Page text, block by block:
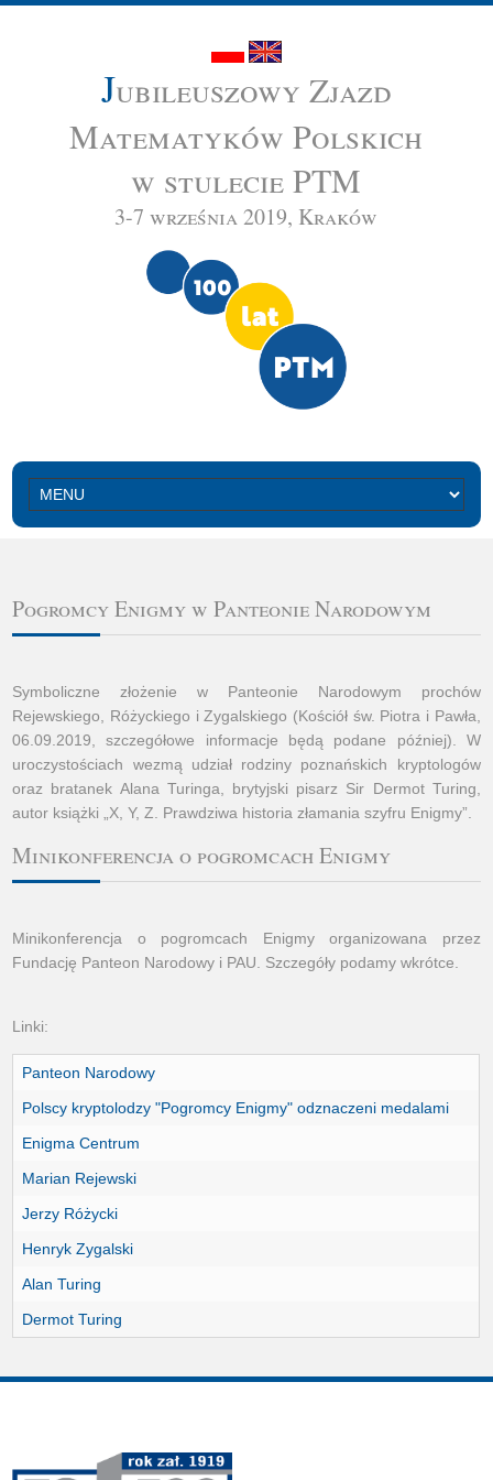
Jubileuszowy Zjazd
Matematyków Polskich
w stulecie PTM
3-7 września 2019, Kraków
Pogromcy Enigmy w Panteonie Narodowym
Symboliczne złożenie w Panteonie Narodowym prochów
Rejewskiego, Różyckiego i Zygalskiego (Kościół św. Piotra i Pawła,
06.09.2019, szczegółowe informacje będą podane później). W
uroczystościach wezmą udział rodziny poznańskich kryptologów
oraz bratanek Alana Turinga, brytyjski pisarz Sir Dermot Turing,
autor książki „X, Y, Z. Prawdziwa historia złamania szyfru Enigmy”.
Minikonferencja o pogromcach Enigmy
Minikonferencja o pogromcach Enigmy organizowana przez
Fundację Panteon Narodowy i PAU. Szczegóły podamy wkrótce.
Linki:
Panteon Narodowy
Polscy kryptolodzy "Pogromcy Enigmy" odznaczeni medalami
Enigma Centrum
Marian Rejewski
Jerzy Różycki
Henryk Zygalski
Alan Turing
Dermot Turing